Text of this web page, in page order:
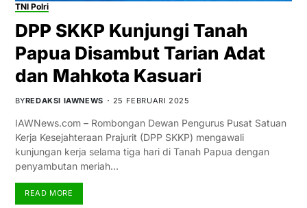
TNI Polri
DPP SKKP Kunjungi Tanah
Papua Disambut Tarian Adat
dan Mahkota Kasuari
BYREDAKSI IAWNEWS 25 FEBRUARI 2025
IAWNews.com – Rombongan Dewan Pengurus Pusat Satuan
Kerja Kesejahteraan Prajurit (DPP SKKP) mengawali
kunjungan kerja selama tiga hari di Tanah Papua dengan
penyambutan meriah…
READ MORE